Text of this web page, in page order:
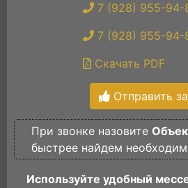
7 (928) 955-94-
7 (928) 955-94-
Скачать PDF
Отправить
При звонке назовите
быстрее найдем
Используйте удобный